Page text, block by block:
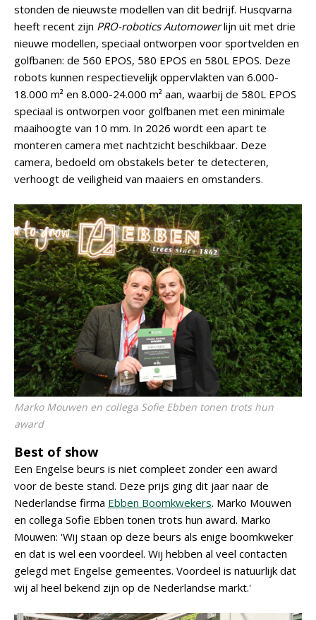
stonden de nieuwste modellen van dit bedrijf. Husqvarna
heeft recent zijn PRO-robotics Automowerlijn uit met drie
nieuwe modellen, speciaal ontworpen voor sportvelden en
golfbanen: de 560 EPOS, 580 EPOS en 580L EPOS. Deze
robots kunnen respectievelijk oppervlakten van 6.000-
18.000 m² en 8.000-24.000 m² aan, waarbij de 580L EPOS
speciaal is ontworpen voor golfbanen met een minimale
maaihoogte van 10 mm. In 2026 wordt een apart te
monteren camera met nachtzicht beschikbaar. Deze
camera, bedoeld om obstakels beter te detecteren,
verhoogt de veiligheid van maaiers en omstanders.
Marko Mouwen en collega Sofie Ebben tonen trots hun
award
Best of show
Een Engelse beurs is niet compleet zonder een award
voor de beste stand. Deze prijs ging dit jaar naar de
Nederlandse firma Ebben Boomkwekers. Marko Mouwen
en collega Sofie Ebben tonen trots hun award. Marko
Mouwen: 'Wij staan op deze beurs als enige boomkweker
en dat is wel een voordeel. Wij hebben al veel contacten
gelegd met Engelse gemeentes. Voordeel is natuurlijk dat
wij al heel bekend zijn op de Nederlandse markt.'